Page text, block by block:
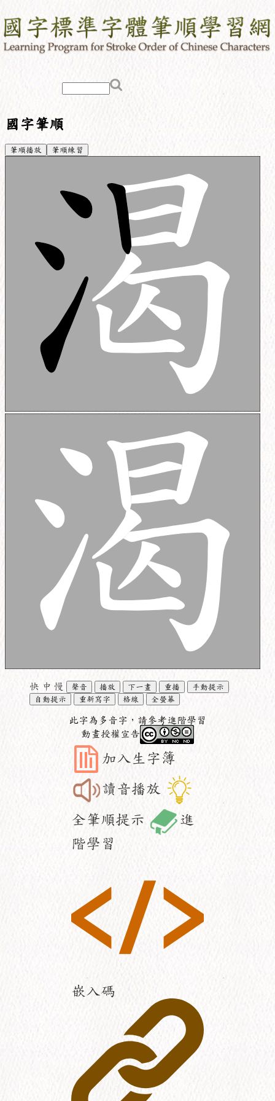
國字筆順
筆順播放 筆順練習
快 中 慢 聲音 播放 下一畫 重播
手動提示
自動提示
重新寫字 格線 全螢幕
此字為多音字，請參考進階學習
動畫授權宣告
加入生字簿
讀音播放
全筆順提示
進
階學習
嵌入碼